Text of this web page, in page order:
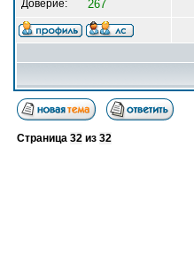
Доверие: 267
Страница 32 из 32